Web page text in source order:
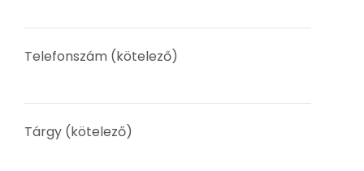
Telefonszám (kötelező)
Tárgy (kötelező)